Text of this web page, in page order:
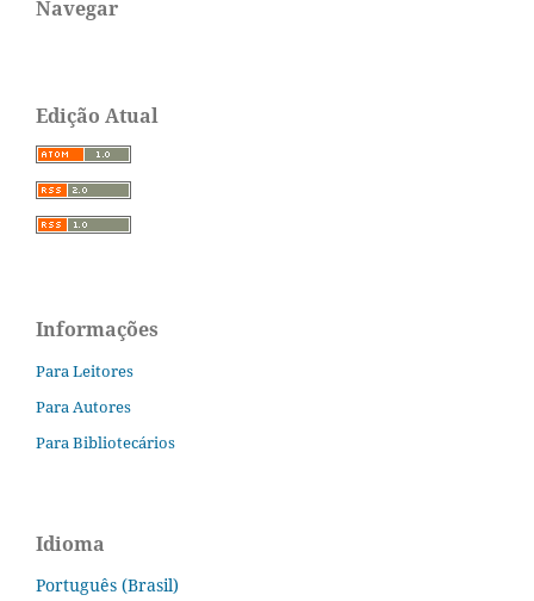
Navegar
Edição Atual
Informações
Para Leitores
Para Autores
Para Bibliotecários
Idioma
Português (Brasil)